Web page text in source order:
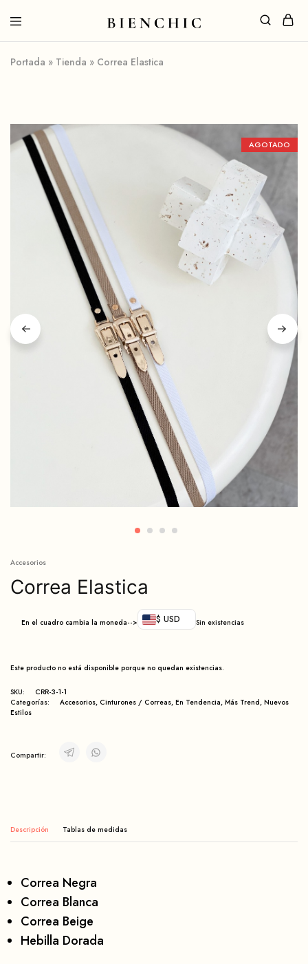
Portada » Tienda » Correa Elastica
AGOTADO
Accesorios
Correa Elastica
En el cuadro cambia la moneda--> $ USD Sin existencias
Este producto no está disponible porque no quedan existencias.
SKU:
CRR-3-1-1
Categorías:
Accesorios, Cinturones / Correas, En Tendencia, Más Trend, Nuevos
Estilos
Compartir:
Descripción
Correa Negra
Correa Blanca
Correa Beige
Hebilla Dorada